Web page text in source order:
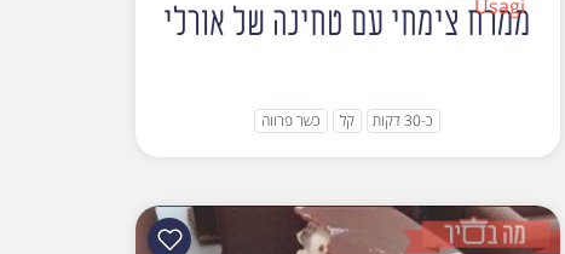
ממרח צימחי עם טחינה של אורלי
כ-30 דקות קל כשר פרווה